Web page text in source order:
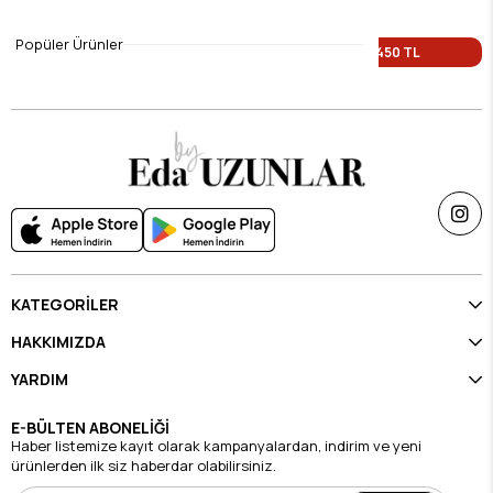
Tek Fiyat 450 TL
Tek Fiyat 450 TL
KATEGORİLER
HAKKIMIZDA
YARDIM
E-BÜLTEN ABONELİĞİ
Haber listemize kayıt olarak kampanyalardan, indirim ve yeni
ürünlerden ilk siz haberdar olabilirsiniz.
Popüler Ürünler